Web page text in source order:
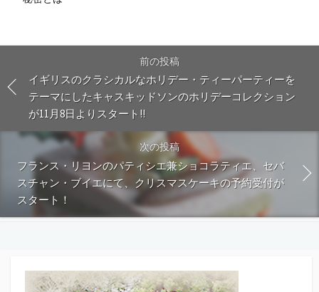
前の投稿
イギリスのクラシカルなホリデー・ティーパーティーを
テーマにしたキャスキッドソンのホリデーコレクション
が11月8日よりスタート!!
次の投稿
フランス・リヨンのパティシエ兼ショコラティエ、セバ
スチャン・ブイエにて、クリスマスケーキの予約受付が
スタート！